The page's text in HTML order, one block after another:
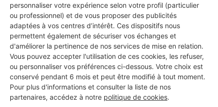
personnaliser votre expérience selon votre profil (particulier
ou professionnel) et de vous proposer des publicités
adaptées à vos centres d’intérêt. Ces dispositifs nous
permettent également de sécuriser vos échanges et
d'améliorer la pertinence de nos services de mise en relation.
Vous pouvez accepter l'utilisation de ces cookies, les refuser,
ou personnaliser vos préférences ci-dessous. Votre choix est
conservé pendant 6 mois et peut être modifié à tout moment.
Pour plus d'informations et consulter la liste de nos
partenaires, accédez à notre politique de cookies.
PROFESSIONNEL, VOUS
SOUHAITEZ NOUS
REJOINDRE ?
M'inscrire gratuitement